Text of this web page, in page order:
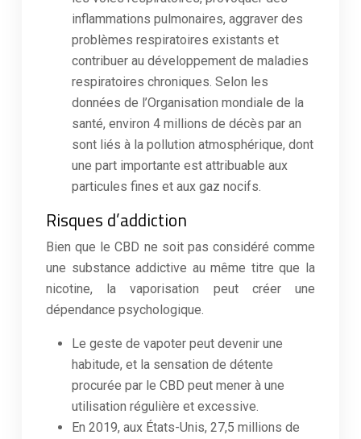
inflammations pulmonaires, aggraver des
problèmes respiratoires existants et
contribuer au développement de maladies
respiratoires chroniques. Selon les
données de l’Organisation mondiale de la
santé, environ 4 millions de décès par an
sont liés à la pollution atmosphérique, dont
une part importante est attribuable aux
particules fines et aux gaz nocifs.
Risques d’addiction
Bien que le CBD ne soit pas considéré comme
une substance addictive au même titre que la
nicotine, la vaporisation peut créer une
dépendance psychologique.
Le geste de vapoter peut devenir une
habitude, et la sensation de détente
procurée par le CBD peut mener à une
utilisation régulière et excessive.
En 2019, aux États-Unis, 27,5 millions de